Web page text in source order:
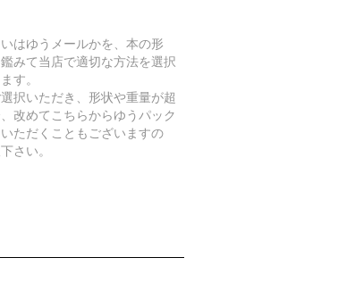
はゆうメールかを、本の形
みて当店で適切な方法を選択
す。
択いただき、形状や重量が超
改めてこちらからゆうパック
ただくこともございますの
さい。